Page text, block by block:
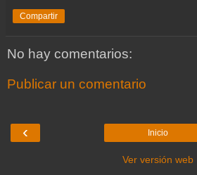
Compartir
No hay comentarios:
Publicar un comentario
‹ Inicio
Ver versión web